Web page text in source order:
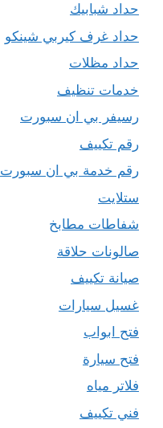
حداد شبابيك
حداد غرف كيربي شينكو
حداد مظلات
خدمات تنظيف
رسيفر بي ان سبورت
رقم تكييف
رقم خدمة بي ان سبورت
ستلايت
شفاطات مطابخ
صالونات حلاقة
صيانة تكييف
غسيل سيارات
فتح ابواب
فتح سيارة
فلاتر مياه
فني تكييف